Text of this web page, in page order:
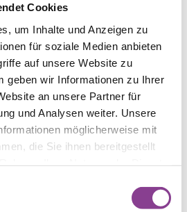
Cookies
um Inhalte und Anzeigen zu
für soziale Medien anbieten
auf unsere Website zu
geben wir Informationen zu Ihrer
an unsere Partner für
und Analysen weiter. Unsere
möglicherweise mit
die Sie ihnen bereitgestellt
und
Altersmedizin